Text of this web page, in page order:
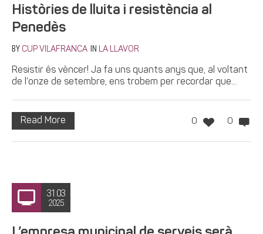
Històries de lluita i resistència al
Penedès
BY CUP VILAFRANCA IN LA LLAVOR
Resistir és vèncer! Ja fa uns quants anys que, al voltant
de l’onze de setembre, ens trobem per recordar que...
0 0
Read More
31.03
2025